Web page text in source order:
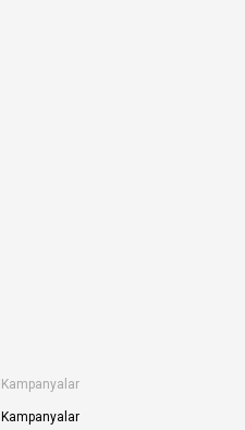
Kampanyalar
Kampanyalar